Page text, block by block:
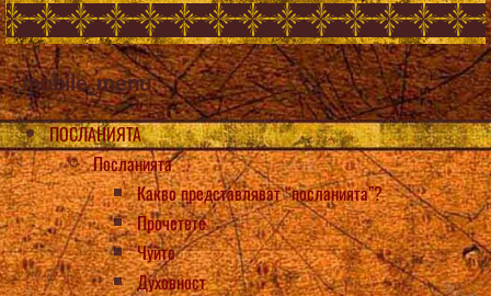
mobile_menu
ПОСЛАНИЯТА
Посланията
Какво представляват “посланията”?
Прочетете
Чуйте
Духовност